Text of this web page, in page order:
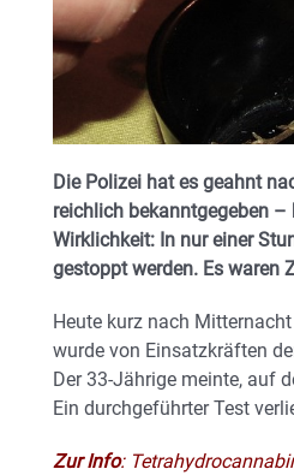
Die Polizei hat es geahnt
reichlich bekanntgegeben –
Wirklichkeit: In nur einer
gestoppt werden. Es waren
Heute kurz nach
wurde von Einsatzkräften
Der 33-Jährige meinte, auf
Ein durchgeführter Test
Zur Info: